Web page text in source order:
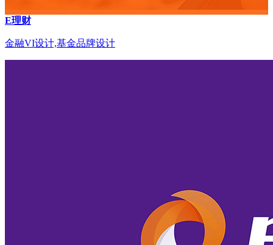
E理财
金融VI设计,基金品牌设计